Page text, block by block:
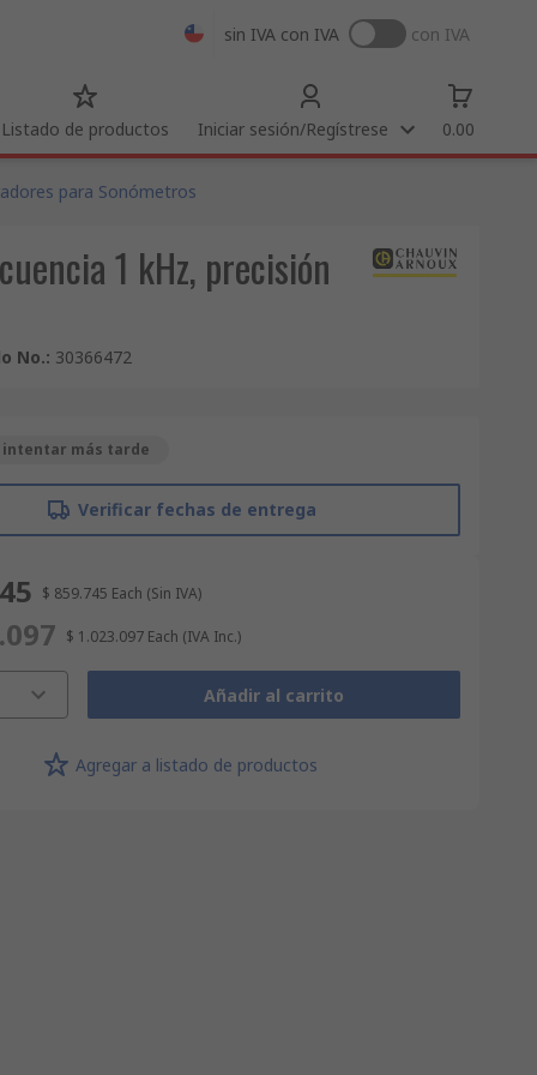
sin IVA con IVA con IVA
Listado de productos Iniciar sesión/Regístrese 0.00
para Sonómetros
1 kHz, precisión
No.: 30366472
intentar más tarde
Verificar fechas de entrega
$ 859.745 Each (Sin IVA)
$ 1.023.097 Each (IVA Inc.)
Añadir al carrito
Agregar a listado de productos